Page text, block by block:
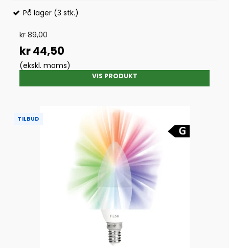
På lager (3 stk.)
kr 89,00
kr 44,50
(ekskl. moms)
VIS PRODUKT
TILBUD